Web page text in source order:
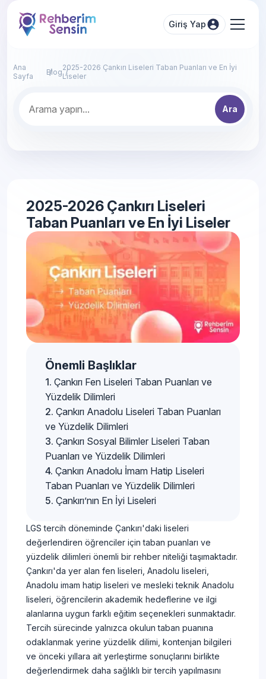
Giriş Yap
Ana
Sayfa
Blog2025-2026 Çankırı Liseleri Taban Puanları ve En İyi
Liseler
Ara
2025-2026 Çankırı Liseleri
Taban Puanları ve En İyi Liseler
Önemli Başlıklar
Çankırı Fen Liseleri Taban Puanları ve
Yüzdelik Dilimleri
Çankırı Anadolu Liseleri Taban Puanları
ve Yüzdelik Dilimleri
Çankırı Sosyal Bilimler Liseleri Taban
Puanları ve Yüzdelik Dilimleri
Çankırı Anadolu İmam Hatip Liseleri
Taban Puanları ve Yüzdelik Dilimleri
Çankırı’nın En İyi Liseleri
LGS tercih döneminde Çankırı'daki liseleri
değerlendiren öğrenciler için taban puanları ve
yüzdelik dilimleri önemli bir rehber niteliği taşımaktadır.
Çankırı'da yer alan fen liseleri, Anadolu liseleri,
Anadolu imam hatip liseleri ve mesleki teknik Anadolu
liseleri, öğrencilerin akademik hedeflerine ve ilgi
alanlarına uygun farklı eğitim seçenekleri sunmaktadır.
Tercih sürecinde yalnızca okulun taban puanına
odaklanmak yerine yüzdelik dilimi, kontenjan bilgileri
ve önceki yıllara ait yerleştirme sonuçlarını birlikte
değerlendirmek daha sağlıklı bir tercih yapılmasını